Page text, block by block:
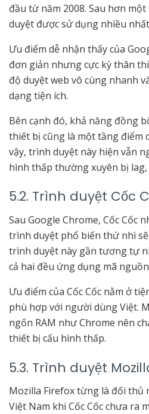
đầu từ năm 2008. Sau hơn
duyệt được sử dụng nhiều
Ưu điểm dễ nhận thấy của
đơn giản nhưng cực kỳ thân
độ duyệt web vô cùng nhanh
dạng tiện ích.
Bên cạnh đó, khả năng đồng
thiết bị cũng là một tầng điểm
vậy, trình duyệt này hiện vẫn
hình thấp thường xuyên bị lag,
5.2. Trình duyệt Cốc
Sau Google Chrome, Cốc Cốc
trình duyệt phổ biến thứ nhì sẽ
trình duyệt này gần tương tự
cả hai đều ứng dụng mã
Ưu điểm của Cốc Cốc nằm ở
phù hợp với người dùng Việt.
ngốn RAM như Chrome nên
thiết bị cấu hình thấp.
5.3. Trình duyệt
Mozilla Firefox từng là đối thủ
Việt Nam khi Cốc Cốc chưa ra